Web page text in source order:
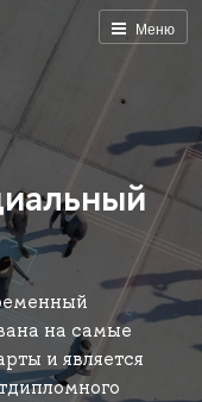
Меню
на самые
и является